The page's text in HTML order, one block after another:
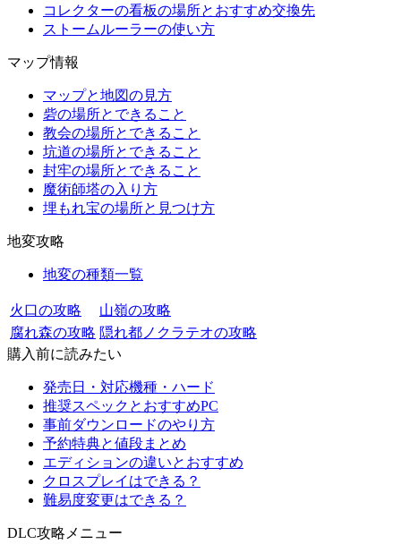
コレクターの看板の場所とおすすめ交換先
ストームルーラーの使い方
マップ情報
マップと地図の見方
砦の場所とできること
教会の場所とできること
坑道の場所とできること
封牢の場所とできること
魔術師塔の入り方
埋もれ宝の場所と見つけ方
地変攻略
地変の種類一覧
火口の攻略
山嶺の攻略
腐れ森の攻略 隠れ都ノクラテオの攻略
購入前に読みたい
発売日・対応機種・ハード
推奨スペックとおすすめPC
事前ダウンロードのやり方
予約特典と値段まとめ
エディションの違いとおすすめ
クロスプレイはできる？
難易度変更はできる？
DLC攻略メニュー